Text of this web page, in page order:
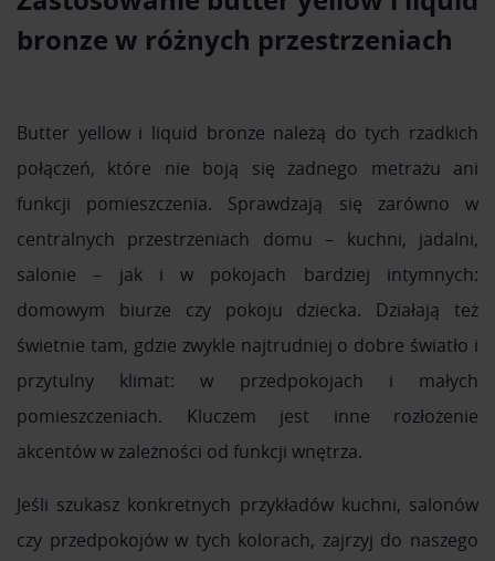
bronze w różnych przestrzeniach
Butter yellow i liquid bronze należą do tych rzadkich
połączeń, które nie boją się żadnego metrażu ani
funkcji pomieszczenia. Sprawdzają się zarówno w
centralnych przestrzeniach domu – kuchni, jadalni,
salonie – jak i w pokojach bardziej intymnych:
domowym biurze czy pokoju dziecka. Działają też
świetnie tam, gdzie zwykle najtrudniej o dobre światło i
przytulny klimat: w przedpokojach i małych
pomieszczeniach. Kluczem jest inne rozłożenie
akcentów w zależności od funkcji wnętrza.
Jeśli szukasz konkretnych przykładów kuchni, salonów
czy przedpokojów w tych kolorach, zajrzyj do naszego